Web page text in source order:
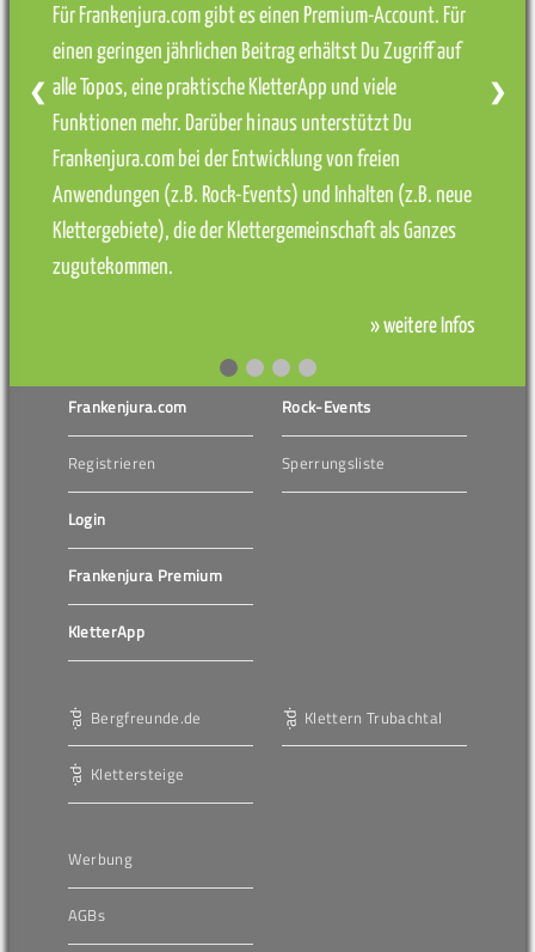
Für Frankenjura.com gibt es einen Premium-Account. Für
einen geringen jährlichen Beitrag erhältst Du Zugriff auf
alle Topos, eine praktische KletterApp und viele
Funktionen mehr. Darüber hinaus unterstützt Du
Frankenjura.com bei der Entwicklung von freien
Anwendungen (z.B. Rock-Events) und Inhalten (z.B. neue
Klettergebiete), die der Klettergemeinschaft als Ganzes
zugutekommen.
» weitere Infos
❮ ❯
Frankenjura.com
Registrieren
Login
Frankenjura Premium
KletterApp
Rock-Events
Sperrungsliste
Bergfreunde.de
Klettersteige
Klettern Trubachtal
Werbung
AGBs